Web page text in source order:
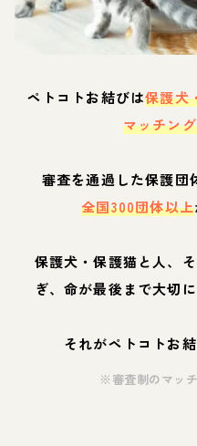
ペトコトお結びは保護犬
マッチン
審査を通過した保護団
全国300団体以上
保護犬・保護猫と人、
ぎ、命が最後まで大切
それがペトコトお
※審査制のマッ